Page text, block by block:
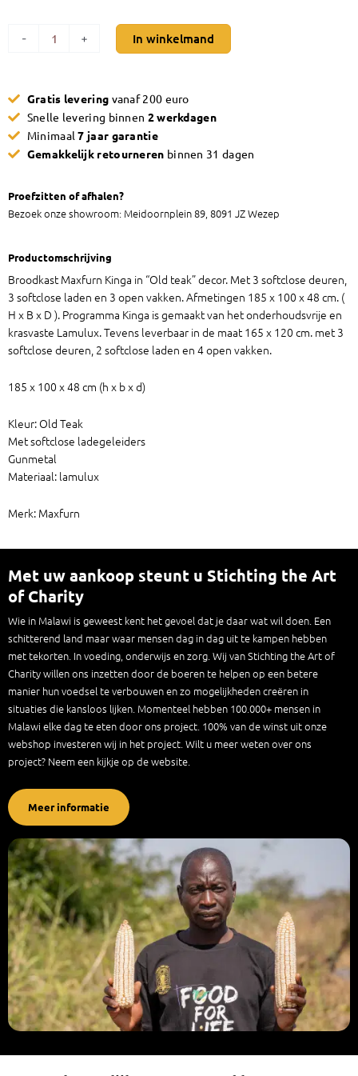
- + In winkelmand
Gratis levering vanaf 200 euro
Snelle levering binnen 2 werkdagen
Minimaal7 jaar garantie
Gemakkelijk retourneren binnen 31 dagen
Proefzitten of afhalen?
Bezoek onze showroom: Meidoornplein 89, 8091 JZ Wezep
Productomschrijving
Broodkast Maxfurn Kinga in “Old teak” decor. Met 3 softclose deuren,
3 softclose laden en 3 open vakken. Afmetingen 185 x 100 x 48 cm. (
H x B x D ). Programma Kinga is gemaakt van het onderhoudsvrije en
krasvaste Lamulux. Tevens leverbaar in de maat 165 x 120 cm. met 3
softclose deuren, 2 softclose laden en 4 open vakken.
185 x 100 x 48 cm (h x b x d)
Kleur: Old Teak
Met softclose ladegeleiders
Gunmetal
Materiaal: lamulux
Merk: Maxfurn
Met uw aankoop steunt u Stichting the Art
of Charity
Wie in Malawi is geweest kent het gevoel dat je daar wat wil doen. Een
schitterend land maar waar mensen dag in dag uit te kampen hebben
met tekorten. In voeding, onderwijs en zorg. Wij van Stichting the Art of
Charity willen ons inzetten door de boeren te helpen op een betere
manier hun voedsel te verbouwen en zo mogelijkheden creëren in
situaties die kansloos lijken. Momenteel hebben 100.000+ mensen in
Malawi elke dag te eten door ons project. 100% van de winst uit onze
webshop investeren wij in het project. Wilt u meer weten over ons
project? Neem een kijkje op de website.
Meer informatie